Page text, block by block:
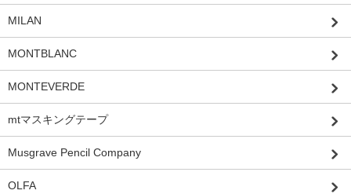
MILAN
MONTBLANC
MONTEVERDE
mtマスキングテープ
Musgrave Pencil Company
OLFA